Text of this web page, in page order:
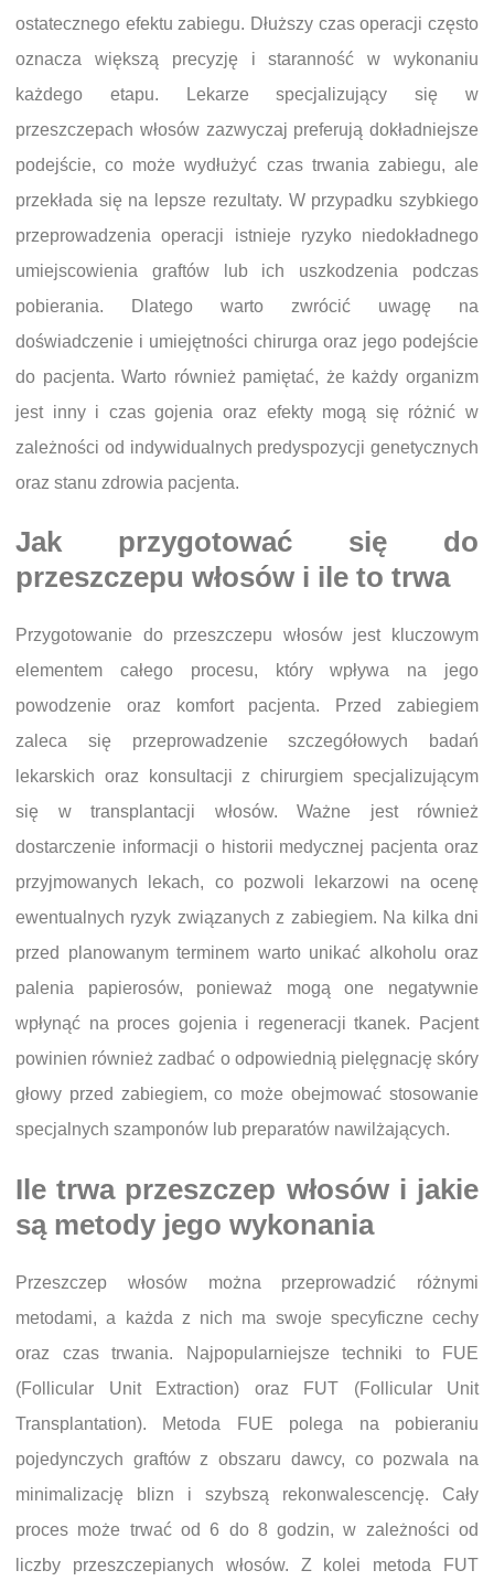
ostatecznego efektu zabiegu. Dłuższy czas operacji często
oznacza większą precyzję i staranność w wykonaniu
każdego etapu. Lekarze specjalizujący się w
przeszczepach włosów zazwyczaj preferują dokładniejsze
podejście, co może wydłużyć czas trwania zabiegu, ale
przekłada się na lepsze rezultaty. W przypadku szybkiego
przeprowadzenia operacji istnieje ryzyko niedokładnego
umiejscowienia graftów lub ich uszkodzenia podczas
pobierania. Dlatego warto zwrócić uwagę na
doświadczenie i umiejętności chirurga oraz jego podejście
do pacjenta. Warto również pamiętać, że każdy organizm
jest inny i czas gojenia oraz efekty mogą się różnić w
zależności od indywidualnych predyspozycji genetycznych
oraz stanu zdrowia pacjenta.
Jak przygotować się do
przeszczepu włosów i ile to trwa
Przygotowanie do przeszczepu włosów jest kluczowym
elementem całego procesu, który wpływa na jego
powodzenie oraz komfort pacjenta. Przed zabiegiem
zaleca się przeprowadzenie szczegółowych badań
lekarskich oraz konsultacji z chirurgiem specjalizującym
się w transplantacji włosów. Ważne jest również
dostarczenie informacji o historii medycznej pacjenta oraz
przyjmowanych lekach, co pozwoli lekarzowi na ocenę
ewentualnych ryzyk związanych z zabiegiem. Na kilka dni
przed planowanym terminem warto unikać alkoholu oraz
palenia papierosów, ponieważ mogą one negatywnie
wpłynąć na proces gojenia i regeneracji tkanek. Pacjent
powinien również zadbać o odpowiednią pielęgnację skóry
głowy przed zabiegiem, co może obejmować stosowanie
specjalnych szamponów lub preparatów nawilżających.
Ile trwa przeszczep włosów i jakie
są metody jego wykonania
Przeszczep włosów można przeprowadzić różnymi
metodami, a każda z nich ma swoje specyficzne cechy
oraz czas trwania. Najpopularniejsze techniki to FUE
(Follicular Unit Extraction) oraz FUT (Follicular Unit
Transplantation). Metoda FUE polega na pobieraniu
pojedynczych graftów z obszaru dawcy, co pozwala na
minimalizację blizn i szybszą rekonwalescencję. Cały
proces może trwać od 6 do 8 godzin, w zależności od
liczby przeszczepianych włosów. Z kolei metoda FUT